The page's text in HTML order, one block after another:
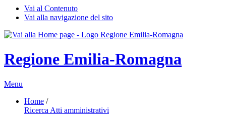
Vai al Contenuto
Vai alla navigazione del sito
Regione Emilia-Romagna
Menu
Home /
Ricerca Atti amministrativi